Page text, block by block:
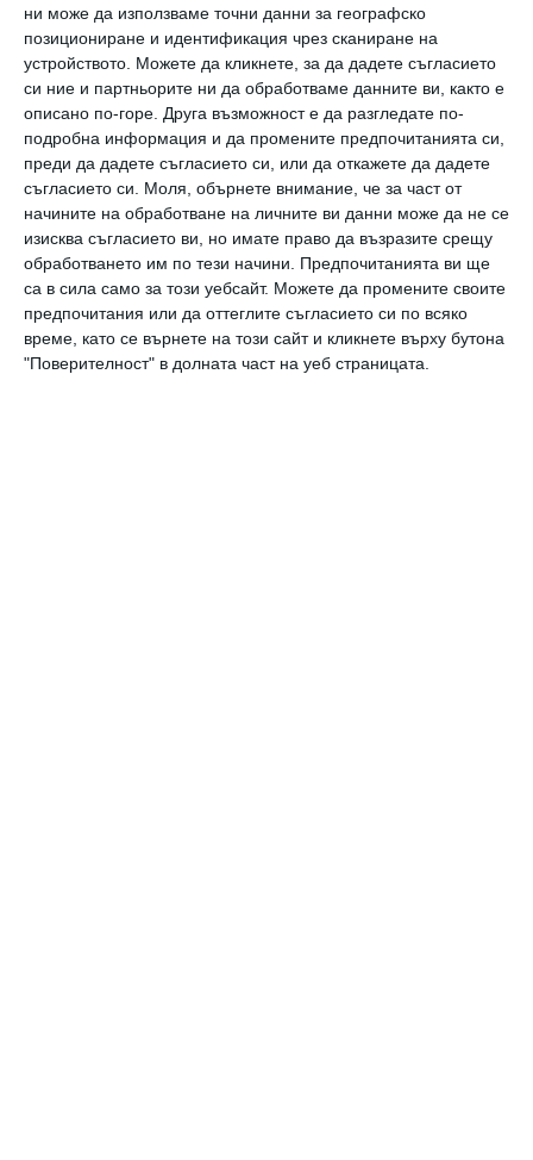
ни може да използваме точни данни за географско
позициониране и идентификация чрез сканиране на
устройството. Можете да кликнете, за да дадете съгласието
си ние и партньорите ни да обработваме данните ви, както е
описано по-горе. Друга възможност е да разгледате по-
подробна информация и да промените предпочитанията си,
преди да дадете съгласието си, или да откажете да дадете
съгласието си. Моля, обърнете внимание, че за част от
начините на обработване на личните ви данни може да не се
изисква съгласието ви, но имате право да възразите срещу
обработването им по тези начини. Предпочитанията ви ще
са в сила само за този уебсайт. Можете да промените своите
предпочитания или да оттеглите съгласието си по всяко
време, като се върнете на този сайт и кликнете върху бутона
"Поверителност" в долната част на уеб страницата.
Спорт.По думите на медиците, едно от най-
добрите средства за защита от зимната
умора е практикуването на какъвто и да е
спорт не по-малко от 150 минути седмично.
Промяна в начина на хранене.През зимния
период трябва да обърнем особено внимание
върху хранителния режим, който трябва да
включва такива продукти и ястия, способни
да попълнят енергийните запаси на